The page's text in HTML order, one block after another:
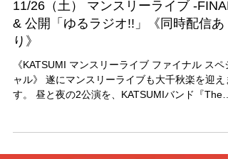
11/26（土） マンスリーライブ -
& 公開「ゆるラジオ!!」《同時配信あ
り》
《KATSUMI マンスリーライブ ファイナル スペシ
FINAL」with THE HEART ATTACKS...